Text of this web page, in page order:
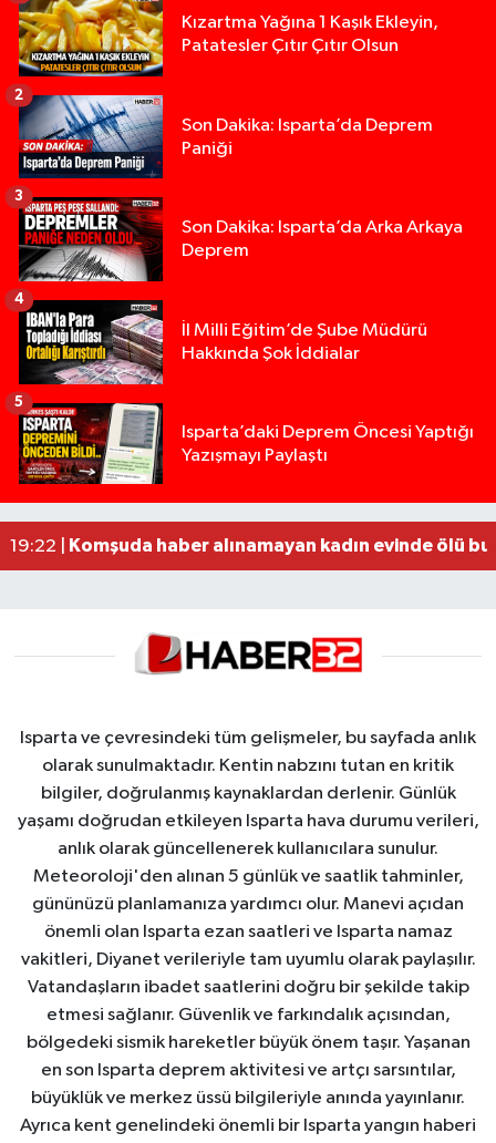
Kızartma Yağına 1 Kaşık Ekleyin,
Patatesler Çıtır Çıtır Olsun
Son Dakika: Isparta’da Deprem
Paniği
2
Son Dakika: Isparta’da Arka Arkaya
Deprem
3
İl Milli Eğitim’de Şube Müdürü
Hakkında Şok İddialar
4
Isparta’daki Deprem Öncesi Yaptığı
Yazışmayı Paylaştı
5
13:00 |Yığılca'da kardeşler arasındaki silahlı kavgada
12:48 |Tur teknesi çalışanlarının birbirine girdiği kavga
02:26 |MOTOSİKLETLE ÇARPIŞAN OTOMOBİL GÜL
19:22 |
Komşuda haber alınamayan kadın evinde ölü
Isparta ve çevresindeki tüm gelişmeler, bu sayfada anlık
olarak sunulmaktadır. Kentin nabzını tutan en kritik
bilgiler, doğrulanmış kaynaklardan derlenir. Günlük
yaşamı doğrudan etkileyen Isparta hava durumu verileri,
anlık olarak güncellenerek kullanıcılara sunulur.
Meteoroloji'den alınan 5 günlük ve saatlik tahminler,
gününüzü planlamanıza yardımcı olur. Manevi açıdan
önemli olan Isparta ezan saatleri ve Isparta namaz
vakitleri, Diyanet verileriyle tam uyumlu olarak paylaşılır.
Vatandaşların ibadet saatlerini doğru bir şekilde takip
etmesi sağlanır. Güvenlik ve farkındalık açısından,
bölgedeki sismik hareketler büyük önem taşır. Yaşanan
en son Isparta deprem aktivitesi ve artçı sarsıntılar,
büyüklük ve merkez üssü bilgileriyle anında yayınlanır.
Ayrıca kent genelindeki önemli bir Isparta yangın haberi